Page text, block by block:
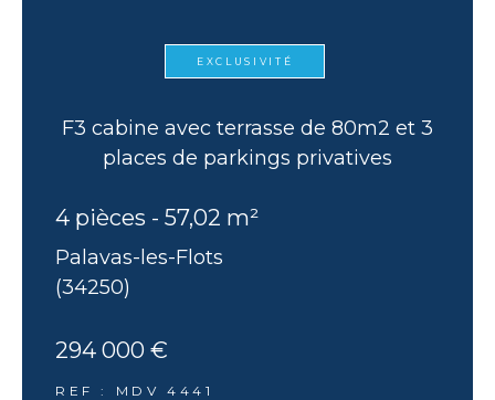
EXCLUSIVITÉ
F3 cabine avec terrasse de 80m2 et 3
places de parkings privatives
4 pièces - 57,02 m²
Palavas-les-Flots
(34250)
294 000 €
REF : MDV 4441